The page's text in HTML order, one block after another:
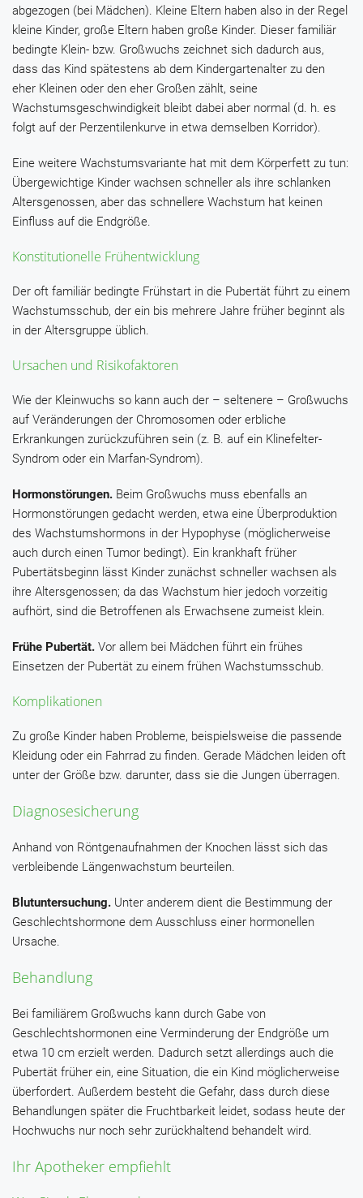
abgezogen (bei Mädchen). Kleine Eltern haben also in der Regel
kleine Kinder, große Eltern haben große Kinder. Dieser familiär
bedingte Klein- bzw. Großwuchs zeichnet sich dadurch aus,
dass das Kind spätestens ab dem Kindergartenalter zu den
eher Kleinen oder den eher Großen zählt, seine
Wachstumsgeschwindigkeit bleibt dabei aber normal (d. h. es
folgt auf der Perzentilenkurve in etwa demselben Korridor).
Eine weitere Wachstumsvariante hat mit dem Körperfett zu tun:
Übergewichtige Kinder wachsen schneller als ihre schlanken
Altersgenossen, aber das schnellere Wachstum hat keinen
Einfluss auf die Endgröße.
Konstitutionelle Frühentwicklung
Der oft familiär bedingte Frühstart in die Pubertät führt zu einem
Wachstumsschub, der ein bis mehrere Jahre früher beginnt als
in der Altersgruppe üblich.
Ursachen und Risikofaktoren
Wie der Kleinwuchs so kann auch der – seltenere – Großwuchs
auf Veränderungen der Chromosomen oder erbliche
Erkrankungen zurückzuführen sein (z. B. auf ein Klinefelter-
Syndrom oder ein Marfan-Syndrom).
Hormonstörungen. Beim Großwuchs muss ebenfalls an
Hormonstörungen gedacht werden, etwa eine Überproduktion
des Wachstumshormons in der Hypophyse (möglicherweise
auch durch einen Tumor bedingt). Ein krankhaft früher
Pubertätsbeginn lässt Kinder zunächst schneller wachsen als
ihre Altersgenossen; da das Wachstum hier jedoch vorzeitig
aufhört, sind die Betroffenen als Erwachsene zumeist klein.
Frühe Pubertät. Vor allem bei Mädchen führt ein frühes
Einsetzen der Pubertät zu einem frühen Wachstumsschub.
Komplikationen
Zu große Kinder haben Probleme, beispielsweise die passende
Kleidung oder ein Fahrrad zu finden. Gerade Mädchen leiden oft
unter der Größe bzw. darunter, dass sie die Jungen überragen.
Diagnosesicherung
Anhand von Röntgenaufnahmen der Knochen lässt sich das
verbleibende Längenwachstum beurteilen.
Blutuntersuchung. Unter anderem dient die Bestimmung der
Geschlechtshormone dem Ausschluss einer hormonellen
Ursache.
Behandlung
Bei familiärem Großwuchs kann durch Gabe von
Geschlechtshormonen eine Verminderung der Endgröße um
etwa 10 cm erzielt werden. Dadurch setzt allerdings auch die
Pubertät früher ein, eine Situation, die ein Kind möglicherweise
überfordert. Außerdem besteht die Gefahr, dass durch diese
Behandlungen später die Fruchtbarkeit leidet, sodass heute der
Hochwuchs nur noch sehr zurückhaltend behandelt wird.
Ihr Apotheker empfiehlt